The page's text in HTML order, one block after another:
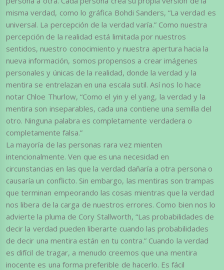
misma verdad, como lo gráfica Bohdi Sanders, “La verdad es
universal. La percepción de la verdad varía.” Como nuestra
percepción de la realidad está limitada por nuestros
sentidos, nuestro conocimiento y nuestra apertura hacia la
nueva información, somos propensos a crear imágenes
personales y únicas de la realidad, donde la verdad y la
mentira se entrelazan en una escala sutil. Así nos lo hace
notar Chloe Thurlow, “Como el yin y el yang, la verdad y la
mentira son inseparables, cada una contiene una semilla del
otro. Ninguna palabra es completamente verdadera o
completamente falsa.”
La mayoría de las personas rara vez mienten
intencionalmente. Ven que es una necesidad en
circunstancias en las que la verdad dañaría a otra persona o
causaría un conflicto. Sin embargo, las mentiras son trampas
que terminan empeorando las cosas mientras que la verdad
nos libera de la carga de nuestros errores. Como bien nos lo
advierte la pluma de Cory Stallworth, “Las probabilidades de
decir la verdad pueden liberarte cuando las probabilidades
de decir una mentira están en tu contra.” Cuando la verdad
es difícil de tragar, a menudo creemos que una mentira
inocente es una forma preferible de hacerlo. Es fácil